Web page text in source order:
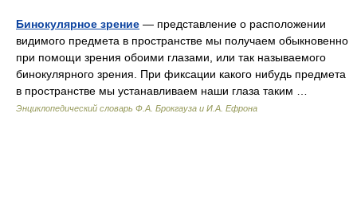
Бинокулярное зрение — представление о расположении
видимого предмета в пространстве мы получаем обыкновенно
при помощи зрения обоими глазами, или так называемого
бинокулярного зрения. При фиксации какого нибудь предмета
в пространстве мы устанавливаем наши глаза таким …
Энциклопедический словарь Ф.А. Брокгауза и И.А. Ефрона